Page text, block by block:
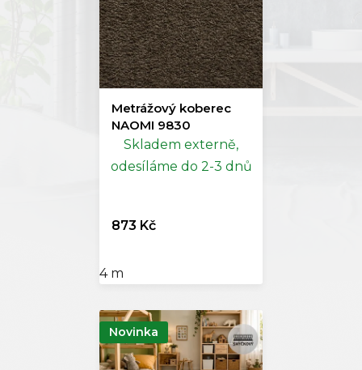
Metrážový koberec
NAOMI 9830
Skladem externě,
odesíláme do 2-3 dnů
873 Kč
4 m
Novinka